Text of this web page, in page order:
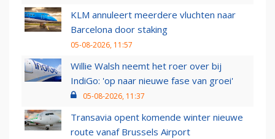
KLM annuleert meerdere vluchten naar
Barcelona door staking
05-08-2026, 11:57
Willie Walsh neemt het roer over bij
IndiGo: 'op naar nieuwe fase van groei'
05-08-2026, 11:37
Transavia opent komende winter nieuwe
route vanaf Brussels Airport